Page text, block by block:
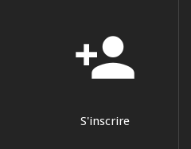
person_add
S'inscrire